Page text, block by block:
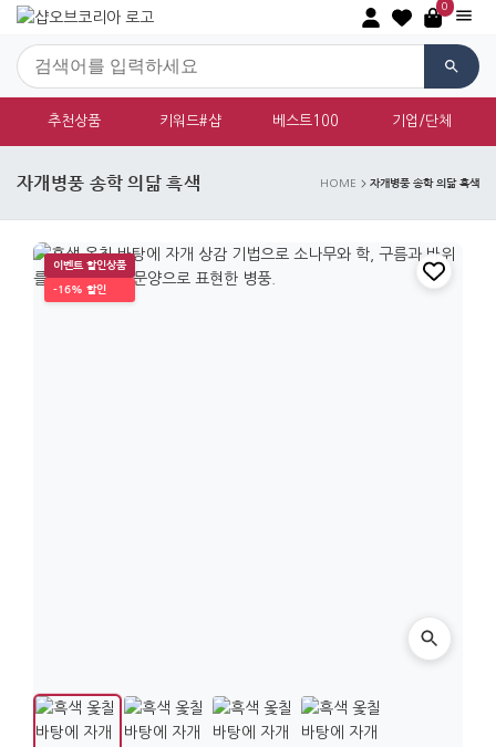
0
추천상품 키워드#샵 베스트100 기업/단체
자개병풍 송학 의닮 흑색 HOME 자개병풍 송학 의닮 흑색
이벤트 할인상품
-16% 할인